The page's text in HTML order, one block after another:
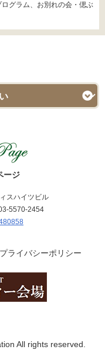
グラム、お別れの会・偲ぶ
ージ
スハイツビル
5570-2454
プライバシーポリシー
All rights reserved.